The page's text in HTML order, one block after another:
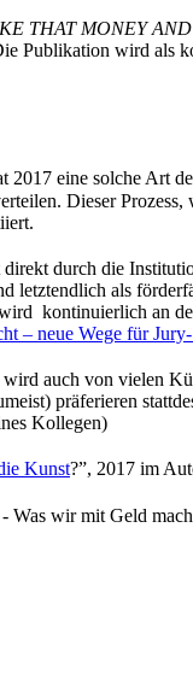
THAT MONEY
Publikation wird als
2017 eine solche Art
Dieser
durch die
letztendlich als
kontinuierlich an
– neue Wege für
auch von vielen
präferieren
Kollegen)
Kunst?”, 2017 im
wir mit Geld